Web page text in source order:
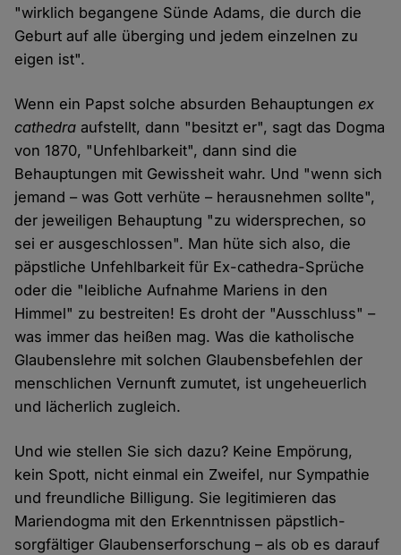
"wirklich begangene Sünde Adams, die durch die
Geburt auf alle überging und jedem einzelnen zu
eigen ist".
Wenn ein Papst solche absurden Behauptungenex
cathedra aufstellt, dann "besitzt er", sagt das Dogma
von 1870, "Unfehlbarkeit", dann sind die
Behauptungen mit Gewissheit wahr. Und "wenn sich
jemand – was Gott verhüte – herausnehmen sollte",
der jeweiligen Behauptung "zu widersprechen, so
sei er ausgeschlossen". Man hüte sich also, die
päpstliche Unfehlbarkeit für Ex-cathedra-Sprüche
oder die "leibliche Aufnahme Mariens in den
Himmel" zu bestreiten! Es droht der "Ausschluss" –
was immer das heißen mag. Was die katholische
Glaubenslehre mit solchen Glaubensbefehlen der
menschlichen Vernunft zumutet, ist ungeheuerlich
und lächerlich zugleich.
Und wie stellen Sie sich dazu? Keine Empörung,
kein Spott, nicht einmal ein Zweifel, nur Sympathie
und freundliche Billigung. Sie legitimieren das
Mariendogma mit den Erkenntnissen päpstlich-
sorgfältiger Glaubenserforschung – als ob es darauf